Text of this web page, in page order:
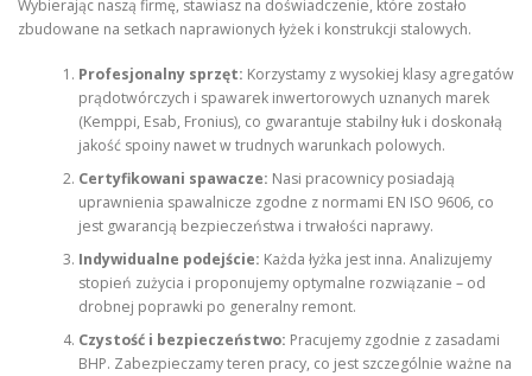
Wybierając naszą firmę, stawiasz na doświadczenie, które zostało
zbudowane na setkach naprawionych łyżek i konstrukcji stalowych.
Profesjonalny sprzęt: Korzystamy z wysokiej klasy agregatów
prądotwórczych i spawarek inwertorowych uznanych marek
(Kemppi, Esab, Fronius), co gwarantuje stabilny łuk i doskonałą
jakość spoiny nawet w trudnych warunkach polowych.
Certyfikowani spawacze: Nasi pracownicy posiadają
uprawnienia spawalnicze zgodne z normami EN ISO 9606, co
jest gwarancją bezpieczeństwa i trwałości naprawy.
Indywidualne podejście: Każda łyżka jest inna. Analizujemy
stopień zużycia i proponujemy optymalne rozwiązanie – od
drobnej poprawki po generalny remont.
Czystość i bezpieczeństwo: Pracujemy zgodnie z zasadami
BHP. Zabezpieczamy teren pracy, co jest szczególnie ważne na